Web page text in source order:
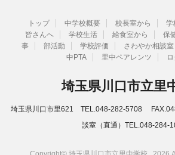
トップ 中学校概要 校長室から 学
皆さんへ
学校生活 給食室から 保
事
部活動 学校評価 さわやか相談室
中PTA
里中ペアレンツ
埼玉県川口市立里
埼玉県川口市里621 TEL.048-282-5708
談室（直通）TEL.048-284-